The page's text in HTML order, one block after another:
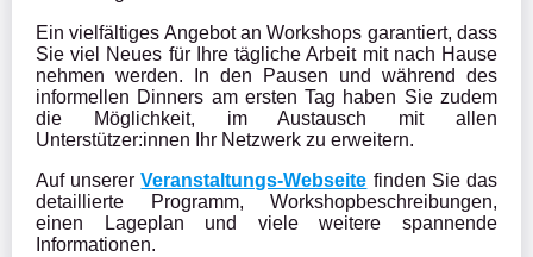
Ein vielfältiges Angebot an Workshops garantiert, dass
Sie viel Neues für Ihre tägliche Arbeit mit nach Hause
nehmen werden. In den Pausen und während des
informellen Dinners am ersten Tag haben Sie zudem
die Möglichkeit, im Austausch mit allen
Unterstützer:innen Ihr Netzwerk zu erweitern.
Auf unserer Veranstaltungs-Webseite finden Sie das
detaillierte Programm, Workshopbeschreibungen,
einen Lageplan und viele weitere spannende
Informationen.